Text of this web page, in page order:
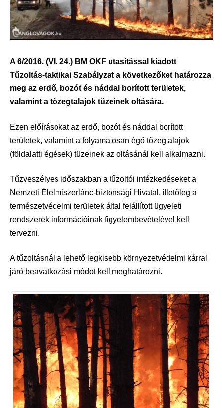
A 6/2016. (VI. 24.) BM OKF utasítással kiadott
Tűzoltás-taktikai Szabályzat a következőket határozza
meg az erdő, bozót és náddal borított területek,
valamint a tőzegtalajok tüzeinek oltására.
Ezen előírásokat az erdő, bozót és náddal borított
területek, valamint a folyamatosan égő tőzegtalajok
(földalatti égések) tüzeinek az oltásánál kell alkalmazni.
Tűzveszélyes időszakban a tűzoltói intézkedéseket a
Nemzeti Élelmiszerlánc-biztonsági Hivatal, illetőleg a
természetvédelmi területek által felállított ügyeleti
rendszerek információinak figyelembevételével kell
tervezni.
A tűzoltásnál a lehető legkisebb környezetvédelmi kárral
járó beavatkozási módot kell meghatározni.